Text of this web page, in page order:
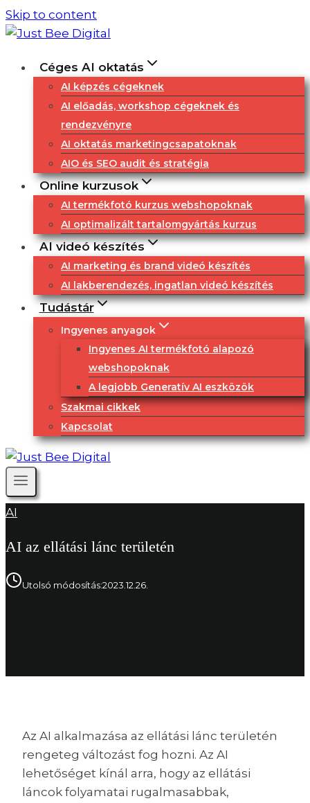
Skip to content
Céges AI oktatás
AI képzés cégeknek
AI előadás, workshop cégeknek és
rendezvényre
AI oktatás marketingcsapatoknak
AIO és SEO audit és stratégia
Online kurzusok
AI termékfotó kurzus webshopoknak
AI optimalizált tartalomgyártás kurzus
AI videó készítés
AI marketing és brand videó készítés
AI lakberendezés, ingatlan videó készítés
Tudástár
Ingyenes anyagok
Ingyenes AI termékfotó alapozó
webshopoknak
A legjobb Generatív AI eszközök
Szakmai cikkek
Kapcsolat
AI
AI az ellátási lánc területén
Utolsó módosítás:2023.12.26.
Az AI alkalmazása az ellátási lánc területén
rengeteg változást fog hozni. Az AI
lehetőséget kínál arra, hogy az ellátási
láncok folyamatai rugalmasabbak,